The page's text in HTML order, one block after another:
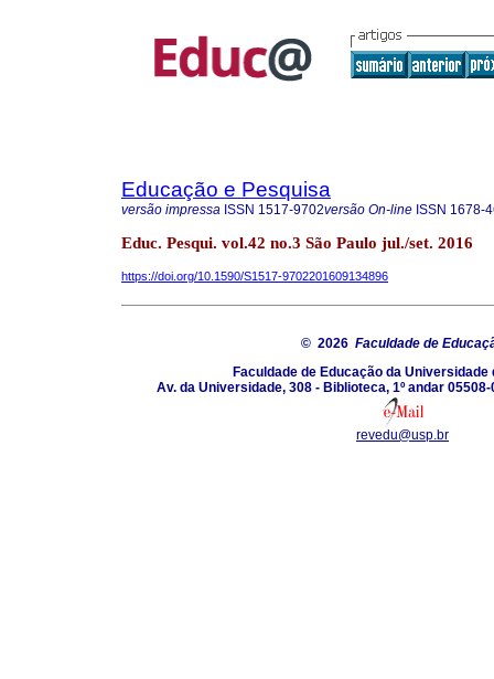
Educação e Pesquisa
versão impressa ISSN 1517-9702versão On-line ISSN 1678-
Educ. Pesqui. vol.42 no.3 São Paulo jul./set. 2016
https://doi.org/10.1590/S1517-9702201609134896
© 2026 Faculdade de
Faculdade de Educação da Universidade
Av. da Universidade, 308 - Biblioteca, 1º andar
revedu@usp.br